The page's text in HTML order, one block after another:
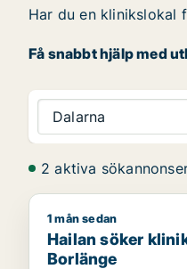
Har du en klinikslokal
Få snabbt hjälp med
Dalarna
2 aktiva
Hailan söker klinik
1 mån sedan
Hailan söker
Borlänge